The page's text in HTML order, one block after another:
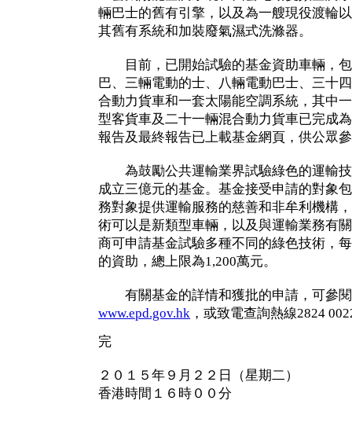
輛巴士的舊有引擎，以及為一艘現役渡輪
其舊有系統和加裝廢氣濕式洗滌器。
目前，已開始試驗的基金資助車輛，包
巴、三輛電動的士、八輛電動巴士、三十
合動力貨車和一套太陽能空調系統，其中
型客貨車及二十一輛混合動力貨車已完成
報告及最終報告已上載基金網頁，供公眾
為鼓勵公共運輸業界試驗綠色的運輸技
成立三億元的基金。基金接受申請的對象
務對象提供運輸服務的慈善和非牟利機構
術可以是新類型車輛，以及與運輸業務有
商可申請基金試驗多種不同的綠色技術，
的資助，總上限為1,200萬元。
有關基金的詳情和獲批的申請，可參閱
www.epd.gov.hk ，或致電查詢熱線2824
完
２０１５年９月２２日（星期二）
香港時間１６時００分